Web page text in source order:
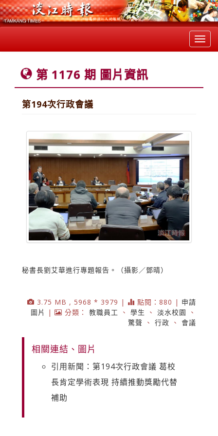
第 1176 期 圖片資訊
第194次行政會議
秘書長劉艾華進行專題報告。（攝影／鄧晴）
3.75 MB , 5968 * 3979 | 點閱：880 | 申請
圖片
| 分類： 教職員工 、 學生 、 淡水校園
、
驚聲 、 行政 、 會議
相關連結、圖片
引用新聞：第194次行政會議 葛校
長肯定學術表現 持續推動獎勵代替
補助